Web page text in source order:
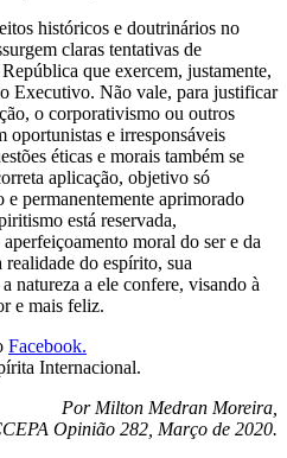
históricos e doutrinários no
claras tentativas de
que exercem, justamente,
Executivo. Não vale, para justificar
o corporativismo ou outros
oportunistas e irresponsáveis
éticas e morais também se
aplicação, objetivo só
permanentemente aprimorado
está reservada,
moral do ser e da
realidade do espírito, sua
natureza a ele confere, visando à
e mais feliz.
Facebook.
Internacional.
Por Milton Medran Moreira,
Opinião 282, Março de 2020.